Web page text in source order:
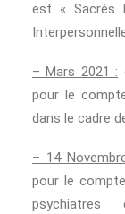
est « Sacrés
– Mars 2021 :
pour le
dans le cadre
– 14
pour le
psychiatres